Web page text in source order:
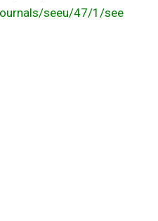
seeu/47/1/see